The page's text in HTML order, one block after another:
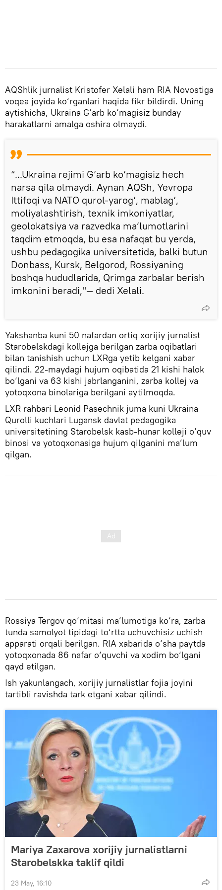
AQShlik jurnalist Kristofer Xelali ham RIA Novostiga
voqea joyida ko‘rganlari haqida fikr bildirdi. Uning
aytishicha, Ukraina G‘arb ko‘magisiz bunday
harakatlarni amalga oshira olmaydi.
“...Ukraina rejimi G‘arb ko‘magisiz hech
narsa qila olmaydi. Aynan AQSh, Yevropa
Ittifoqi va NATO qurol-yarog‘, mablag‘,
moliyalashtirish, texnik imkoniyatlar,
geolokatsiya va razvedka ma’lumotlarini
taqdim etmoqda, bu esa nafaqat bu yerda,
ushbu pedagogika universitetida, balki butun
Donbass, Kursk, Belgorod, Rossiyaning
boshqa hududlarida, Qrimga zarbalar berish
imkonini beradi,"— dedi Xelali.
Yakshanba kuni 50 nafardan ortiq xorijiy jurnalist
Starobelskdagi kollejga berilgan zarba oqibatlari
bilan tanishish uchun LXRga yetib kelgani xabar
qilindi. 22-maydagi hujum oqibatida 21 kishi halok
bo‘lgani va 63 kishi jabrlanganini, zarba kollej va
yotoqxona binolariga berilgani aytilmoqda.
LXR rahbari Leonid Pasechnik juma kuni Ukraina
Qurolli kuchlari Lugansk davlat pedagogika
universitetining Starobelsk kasb-hunar kolleji o‘quv
binosi va yotoqxonasiga hujum qilganini ma’lum
qilgan.
Rossiya Tergov qo‘mitasi ma’lumotiga ko‘ra, zarba
tunda samolyot tipidagi to‘rtta uchuvchisiz uchish
apparati orqali berilgan. RIA xabarida o‘sha paytda
yotoqxonada 86 nafar o‘quvchi va xodim bo‘lgani
qayd etilgan.
Ish yakunlangach, xorijiy jurnalistlar fojia joyini
tartibli ravishda tark etgani xabar qilindi.
Mariya Zaxarova xorijiy jurnalistlarni
Starobelskka taklif qildi
23 May, 16:10